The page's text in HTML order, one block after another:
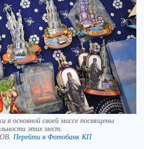
в основной своей массе посвящены
этих мест.
Перейти в Фотобанк КП